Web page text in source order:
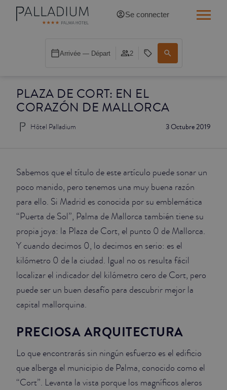
PLAZA DE CORT: EN EL
CORAZÓN DE MALLORCA
3 Octubre 2019
Hôtel Palladium
Sabemos que el título de este artículo puede sonar un
poco manido, pero tenemos una muy buena razón
para ello. Si Madrid es conocida por su emblemática
“Puerta de Sol”, Palma de Mallorca también tiene su
propia joya: la Plaza de Cort, el punto 0 de Mallorca.
Y cuando decimos 0, lo decimos en serio: es el
kilómetro 0 de la ciudad. Igual no os resulta fácil
localizar el indicador del kilómetro cero de Cort, pero
puede ser un buen desafío para descubrir mejor la
capital mallorquina.
PRECIOSA ARQUITECTURA
Lo que encontrarás sin ningún esfuerzo es el edificio
que alberga el municipio de Palma, conocido como el
“Cort”. Levanta la vista porque los magníficos aleros
Se connecter
Arrivée — Départ 2
SINGLE BALCON CATHÉDRALE
DOUBLE WHITE
DOUBLE INN CATHÉDRALE
SUPÉRIEURE
JUNIOR SUITES
SUITE